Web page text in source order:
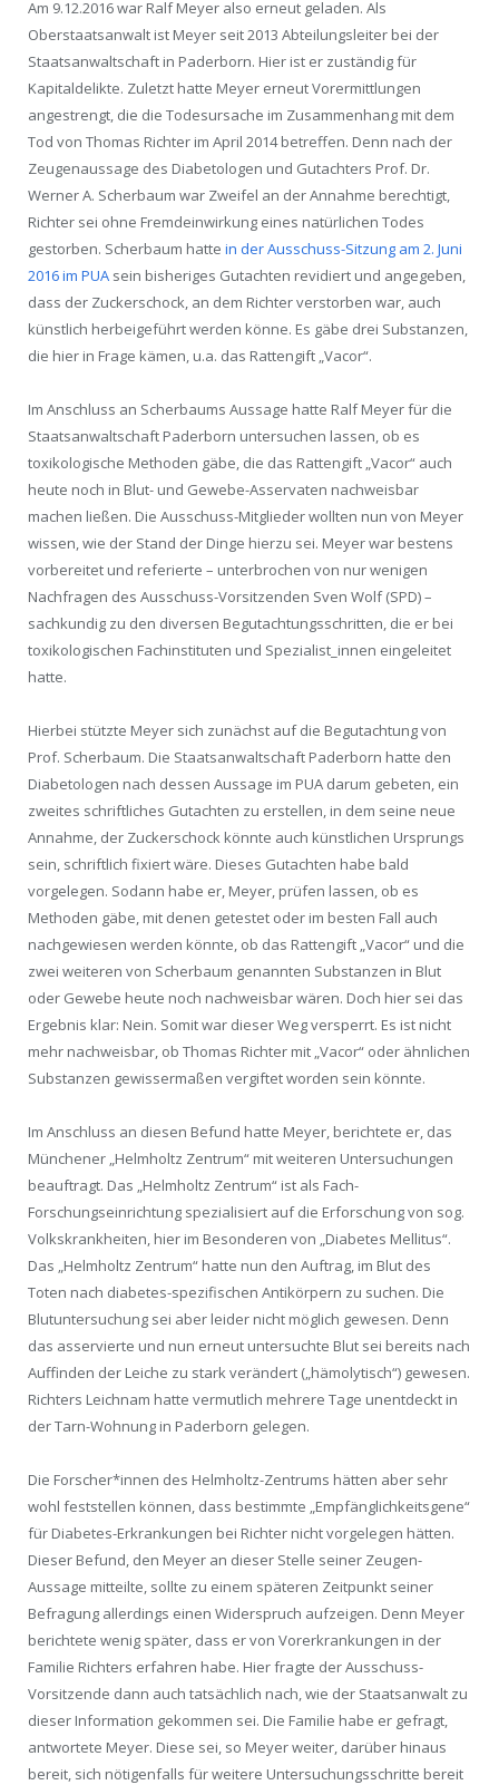
Am 9.12.2016 war Ralf Meyer also erneut geladen. Als
Oberstaatsanwalt ist Meyer seit 2013 Abteilungsleiter bei der
Staatsanwaltschaft in Paderborn. Hier ist er zuständig für
Kapitaldelikte. Zuletzt hatte Meyer erneut Vorermittlungen
angestrengt, die die Todesursache im Zusammenhang mit dem
Tod von Thomas Richter im April 2014 betreffen. Denn nach der
Zeugenaussage des Diabetologen und Gutachters Prof. Dr.
Werner A. Scherbaum war Zweifel an der Annahme berechtigt,
Richter sei ohne Fremdeinwirkung eines natürlichen Todes
gestorben. Scherbaum hatte in der Ausschuss-Sitzung am 2. Juni
2016 im PUA sein bisheriges Gutachten revidiert und angegeben,
dass der Zuckerschock, an dem Richter verstorben war, auch
künstlich herbeigeführt werden könne. Es gäbe drei Substanzen,
die hier in Frage kämen, u.a. das Rattengift „Vacor“.
Im Anschluss an Scherbaums Aussage hatte Ralf Meyer für die
Staatsanwaltschaft Paderborn untersuchen lassen, ob es
toxikologische Methoden gäbe, die das Rattengift „Vacor“ auch
heute noch in Blut- und Gewebe-Asservaten nachweisbar
machen ließen. Die Ausschuss-Mitglieder wollten nun von Meyer
wissen, wie der Stand der Dinge hierzu sei. Meyer war bestens
vorbereitet und referierte – unterbrochen von nur wenigen
Nachfragen des Ausschuss-Vorsitzenden Sven Wolf (SPD) –
sachkundig zu den diversen Begutachtungsschritten, die er bei
toxikologischen Fachinstituten und Spezialist_innen eingeleitet
hatte.
Hierbei stützte Meyer sich zunächst auf die Begutachtung von
Prof. Scherbaum. Die Staatsanwaltschaft Paderborn hatte den
Diabetologen nach dessen Aussage im PUA darum gebeten, ein
zweites schriftliches Gutachten zu erstellen, in dem seine neue
Annahme, der Zuckerschock könnte auch künstlichen Ursprungs
sein, schriftlich fixiert wäre. Dieses Gutachten habe bald
vorgelegen. Sodann habe er, Meyer, prüfen lassen, ob es
Methoden gäbe, mit denen getestet oder im besten Fall auch
nachgewiesen werden könnte, ob das Rattengift „Vacor“ und die
zwei weiteren von Scherbaum genannten Substanzen in Blut
oder Gewebe heute noch nachweisbar wären. Doch hier sei das
Ergebnis klar: Nein. Somit war dieser Weg versperrt. Es ist nicht
mehr nachweisbar, ob Thomas Richter mit „Vacor“ oder ähnlichen
Substanzen gewissermaßen vergiftet worden sein könnte.
Im Anschluss an diesen Befund hatte Meyer, berichtete er, das
Münchener „Helmholtz Zentrum“ mit weiteren Untersuchungen
beauftragt. Das „Helmholtz Zentrum“ ist als Fach-
Forschungseinrichtung spezialisiert auf die Erforschung von sog.
Volkskrankheiten, hier im Besonderen von „Diabetes Mellitus“.
Das „Helmholtz Zentrum“ hatte nun den Auftrag, im Blut des
Toten nach diabetes-spezifischen Antikörpern zu suchen. Die
Blutuntersuchung sei aber leider nicht möglich gewesen. Denn
das asservierte und nun erneut untersuchte Blut sei bereits nach
Auffinden der Leiche zu stark verändert („hämolytisch“) gewesen.
Richters Leichnam hatte vermutlich mehrere Tage unentdeckt in
der Tarn-Wohnung in Paderborn gelegen.
Die Forscher*innen des Helmholtz-Zentrums hätten aber sehr
wohl feststellen können, dass bestimmte „Empfänglichkeitsgene“
für Diabetes-Erkrankungen bei Richter nicht vorgelegen hätten.
Dieser Befund, den Meyer an dieser Stelle seiner Zeugen-
Aussage mitteilte, sollte zu einem späteren Zeitpunkt seiner
Befragung allerdings einen Widerspruch aufzeigen. Denn Meyer
berichtete wenig später, dass er von Vorerkrankungen in der
Familie Richters erfahren habe. Hier fragte der Ausschuss-
Vorsitzende dann auch tatsächlich nach, wie der Staatsanwalt zu
dieser Information gekommen sei. Die Familie habe er gefragt,
antwortete Meyer. Diese sei, so Meyer weiter, darüber hinaus
bereit, sich nötigenfalls für weitere Untersuchungsschritte bereit